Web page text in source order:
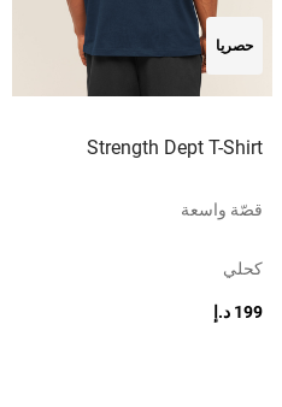
حصريا
Strength Dept T-Shirt
قصّة واسعة
كحلي
199 د.إ